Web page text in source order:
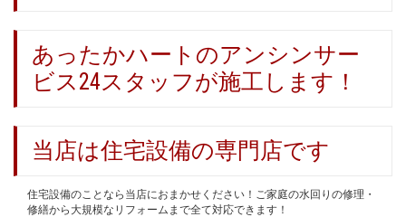
あったかハートのアンシンサー
ビス24スタッフが施工します！
当店は住宅設備の専門店です
住宅設備のことなら当店におまかせください！ご家庭の水回りの修理・
修繕から大規模なリフォームまで全て対応できます！